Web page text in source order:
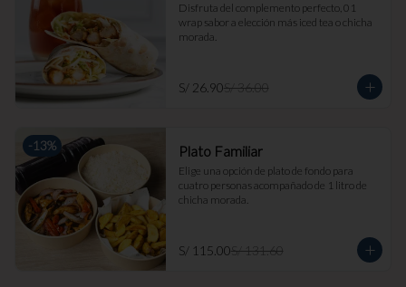
Disfruta del complemento perfecto, 01
wrap sabor a elección más iced tea o chicha
morada.
S/ 26.90S/ 36.00
-13% Plato Familiar
Elige una opción de plato de fondo para
cuatro personas acompañado de 1 litro de
chicha morada.
S/ 115.00S/ 131.60